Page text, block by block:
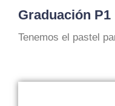
Graduación P1
Tenemos el pastel